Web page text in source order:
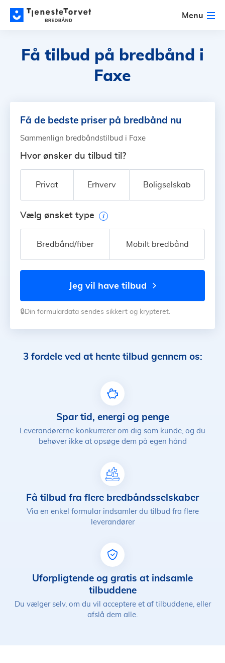
Menu
Få tilbud på bredbånd i
Faxe
Få de bedste priser på bredbånd nu
Sammenlign bredbåndstilbud i Faxe
Hvor ønsker du tilbud til?
Privat Erhverv Boligselskab
Vælg ønsket type
Bredbånd/fiber Mobilt bredbånd
jeg vil have tilbud
🔒Din formulardata sendes sikkert og krypteret.
3 fordele ved at hente tilbud gennem os:
Spar tid, energi og penge
Leverandørerne konkurrerer om dig som kunde, og du
behøver ikke at opsøge dem på egen hånd
Få tilbud fra flere bredbåndsselskaber
Via en enkel formular indsamler du tilbud fra flere
leverandører
Uforpligtende og gratis at indsamle
tilbuddene
Du vælger selv, om du vil acceptere et af tilbuddene, eller
afslå dem alle.